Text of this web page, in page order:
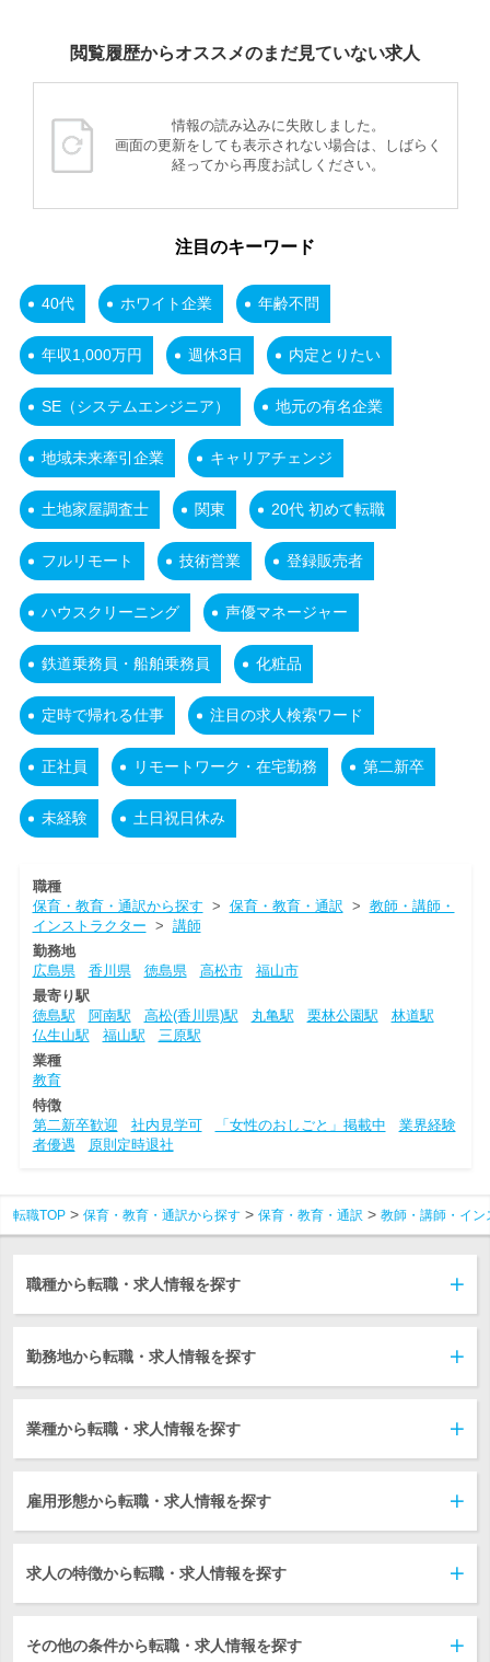
閲覧履歴からオススメのまだ見ていない求人
情報の読み込みに失敗しました。
画面の更新をしても表示されない場合は、しばらく
経ってから再度お試しください。
注目のキーワード
40代 ホワイト企業 年齢不問
年収1,000万円 週休3日 内定とりたい
SE（システムエンジニア） 地元の有名企業
地域未来牽引企業 キャリアチェンジ
土地家屋調査士 関東 20代 初めて転職
フルリモート 技術営業 登録販売者
ハウスクリーニング 声優マネージャー
鉄道乗務員・船舶乗務員 化粧品
定時で帰れる仕事 注目の求人検索ワード
正社員 リモートワーク・在宅勤務 第二新卒
未経験 土日祝日休み
職種
保育・教育・通訳から探す > 保育・教育・通訳 > 教師・講師・
インストラクター > 講師
勤務地
広島県
香川県 徳島県 高松市
福山市
最寄り駅
徳島駅
阿南駅 高松(香川県)駅 丸亀駅 栗林公園駅
林道駅
仏生山駅
福山駅
三原駅
業種
教育
特徴
第二新卒歓迎
社内見学可 「女性のおしごと」掲載中
業界経験
者優遇
原則定時退社
転職TOP 保育・教育・通訳から探す 保育・教育・通訳 教師・講師・イン
職種から転職・求人情報を探す
勤務地から転職・求人情報を探す
業種から転職・求人情報を探す
雇用形態から転職・求人情報を探す
求人の特徴から転職・求人情報を探す
その他の条件から転職・求人情報を探す